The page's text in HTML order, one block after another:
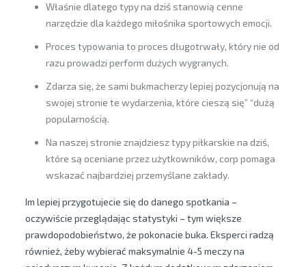
Właśnie dlatego typy na dziś stanowią cenne
narzędzie dla każdego miłośnika sportowych emocji.
Proces typowania to proces długotrwały, który nie od
razu prowadzi perform dużych wygranych.
Zdarza się, że sami bukmacherzy lepiej pozycjonują na
swojej stronie te wydarzenia, które cieszą się” “dużą
popularnością.
Na naszej stronie znajdziesz typy piłkarskie na dziś,
które są oceniane przez użytkowników, corp pomaga
wskazać najbardziej przemyślane zakłady.
Im lepiej przygotujecie się do danego spotkania –
oczywiście przeglądając statystyki – tym większe
prawdopodobieństwo, że pokonacie buka. Eksperci radzą
również, żeby wybierać maksymalnie 4-5 meczy na